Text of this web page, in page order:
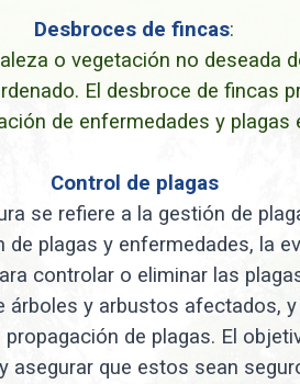
Desbroces de fincas:
o vegetación no deseada
El desbroce de fincas
de enfermedades y
Control de plagas
se refiere a la gestión de
plagas y enfermedades, la
controlar o eliminar las
árboles y arbustos afectados,
de plagas. El
asegurar que estos sean